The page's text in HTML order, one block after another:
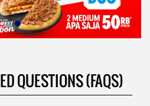
QUESTIONS (FAQS)
means?